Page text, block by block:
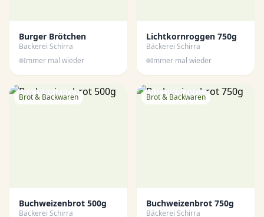
Burger Brötchen
Bäckerei Schirra
Immer mal wieder
Lichtkornroggen 750g
Bäckerei Schirra
Immer mal wieder
Brot & Backwaren
Buchweizenbrot 500g
Bäckerei Schirra
Brot & Backwaren
Buchweizenbrot 750g
Bäckerei Schirra